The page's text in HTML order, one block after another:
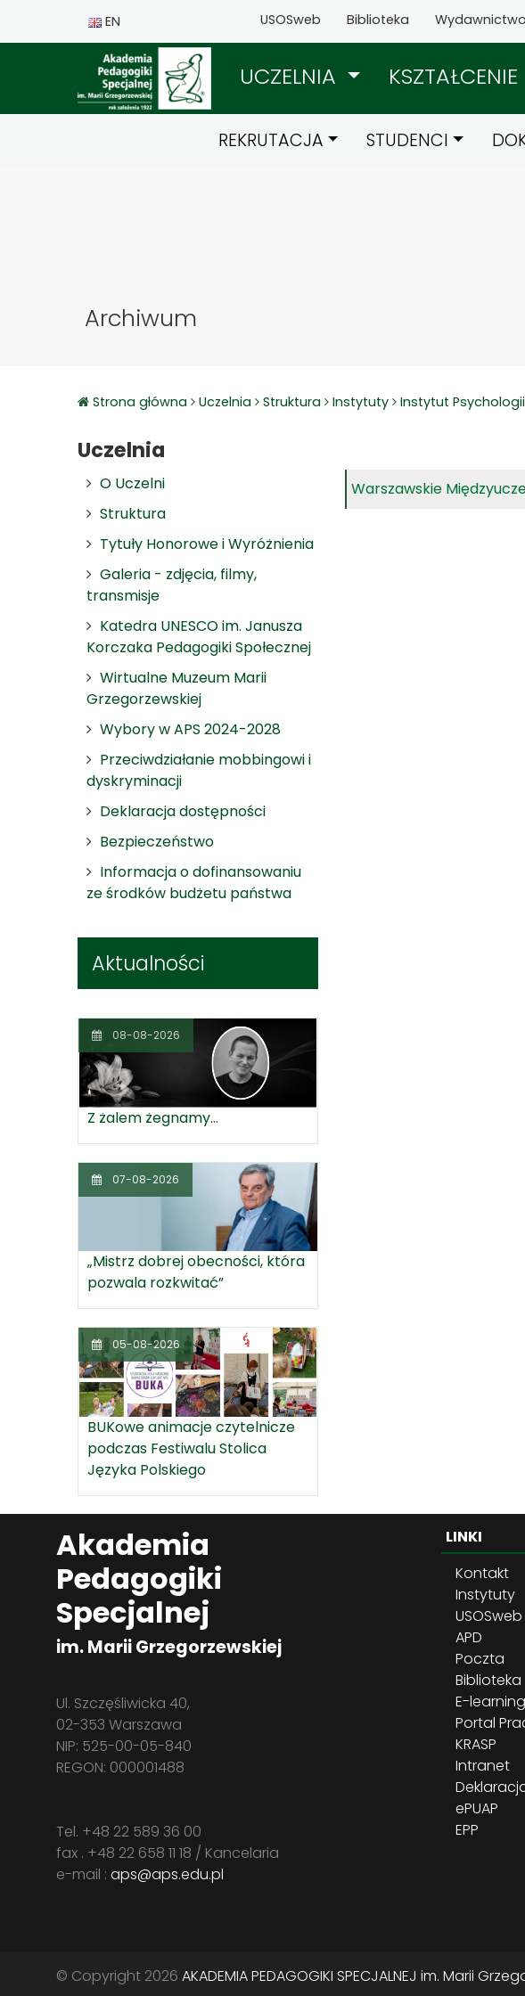
EN USOSweb Biblioteka Wydawnictwo
UCZELNIA KSZTAŁCENIE
REKRUTACJA STUDENCI
Archiwum
Strona główna Uczelnia Struktura Instytuty Instytut Psychologii
Uczelnia
O Uczelni
Struktura
Tytuły Honorowe i Wyróżnienia
Galeria - zdjęcia, filmy,
transmisje
Katedra UNESCO im. Janusza
Korczaka Pedagogiki Społecznej
Wirtualne Muzeum Marii
Grzegorzewskiej
Wybory w APS 2024-2028
Przeciwdziałanie mobbingowi i
dyskryminacji
Deklaracja dostępności
Bezpieczeństwo
Informacja o dofinansowaniu
ze środków budżetu państwa
Aktualności
08-08-2026
Z żalem żegnamy...
07-08-2026
„Mistrz dobrej obecności, która
pozwala rozkwitać”
05-08-2026
BUKowe animacje czytelnicze
podczas Festiwalu Stolica
Języka Polskiego
Warszawskie
Akademia
Pedagogiki
Specjalnej
im. Marii Grzegorzewskiej
Ul. Szczęśliwicka 40,
02-353 Warszawa
NIP: 525-00-05-840
REGON: 000001488
Tel. +48 22 589 36 00
fax . +48 22 658 11 18 / Kancelaria
e-mail : aps@aps.edu.pl
LINKI
Kontakt
Instytuty
USOSweb
APD
Poczta
Biblioteka
E-learning
Portal
KRASP
Intranet
ePUAP
EPP
© Copyright 2026 AKADEMIA PEDAGOGIKI SPECJALNEJ im. Marii